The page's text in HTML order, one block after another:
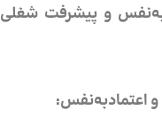
و پیشرفت شغلی
اعتمادبه‌نفس: